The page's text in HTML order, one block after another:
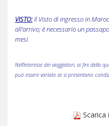
VISTO:Il Visto di ingresso in
all'arrivo; è necessario un
mesi.
Nell’interesse dei viaggiatori, ai fini della
può essere variato se si presentano